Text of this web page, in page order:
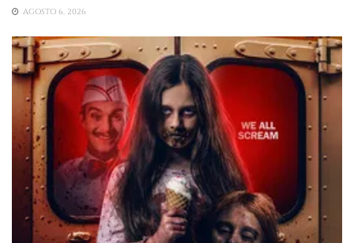
AGOSTO 6, 2026